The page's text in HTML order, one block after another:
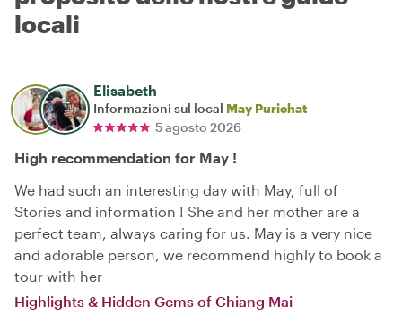
locali
Elisabeth
Informazioni sul local May Purichat
5 agosto 2026
High recommendation for May !
We had such an interesting day with May, full of
Stories and information ! She and her mother are a
perfect team, always caring for us. May is a very nice
and adorable person, we recommend highly to book a
tour with her
Highlights & Hidden Gems of Chiang Mai